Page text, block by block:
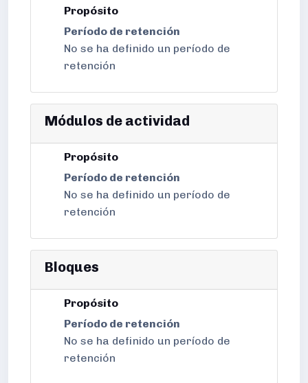
Propósito
Período de retención
No se ha definido un período de
retención
Módulos de actividad
Propósito
Período de retención
No se ha definido un período de
retención
Bloques
Propósito
Período de retención
No se ha definido un período de
retención